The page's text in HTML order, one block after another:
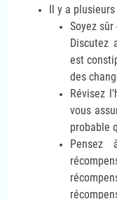
Il y a
Soyez sûr
Discutez
est
des
Révisez
vous
probable
Pensez